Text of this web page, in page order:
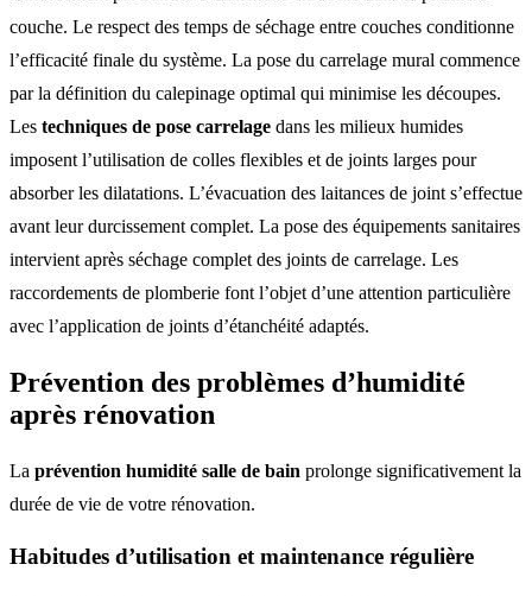
couche. Le respect des temps de séchage entre couches conditionne
l’efficacité finale du système. La pose du carrelage mural commence
par la définition du calepinage optimal qui minimise les découpes.
Les techniques de pose carrelage dans les milieux humides
imposent l’utilisation de colles flexibles et de joints larges pour
absorber les dilatations. L’évacuation des laitances de joint s’effectue
avant leur durcissement complet. La pose des équipements sanitaires
intervient après séchage complet des joints de carrelage. Les
raccordements de plomberie font l’objet d’une attention particulière
avec l’application de joints d’étanchéité adaptés.
Prévention des problèmes d’humidité
après rénovation
La prévention humidité salle de bain prolonge significativement la
durée de vie de votre rénovation.
Habitudes d’utilisation et maintenance régulière